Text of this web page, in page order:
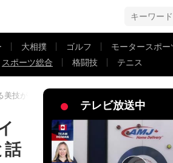
大相撲 ゴルフ
モータースポー
スポーツ総合 格闘技 テニス
技が「アニメの世界」と話題
話
テレビ放送中